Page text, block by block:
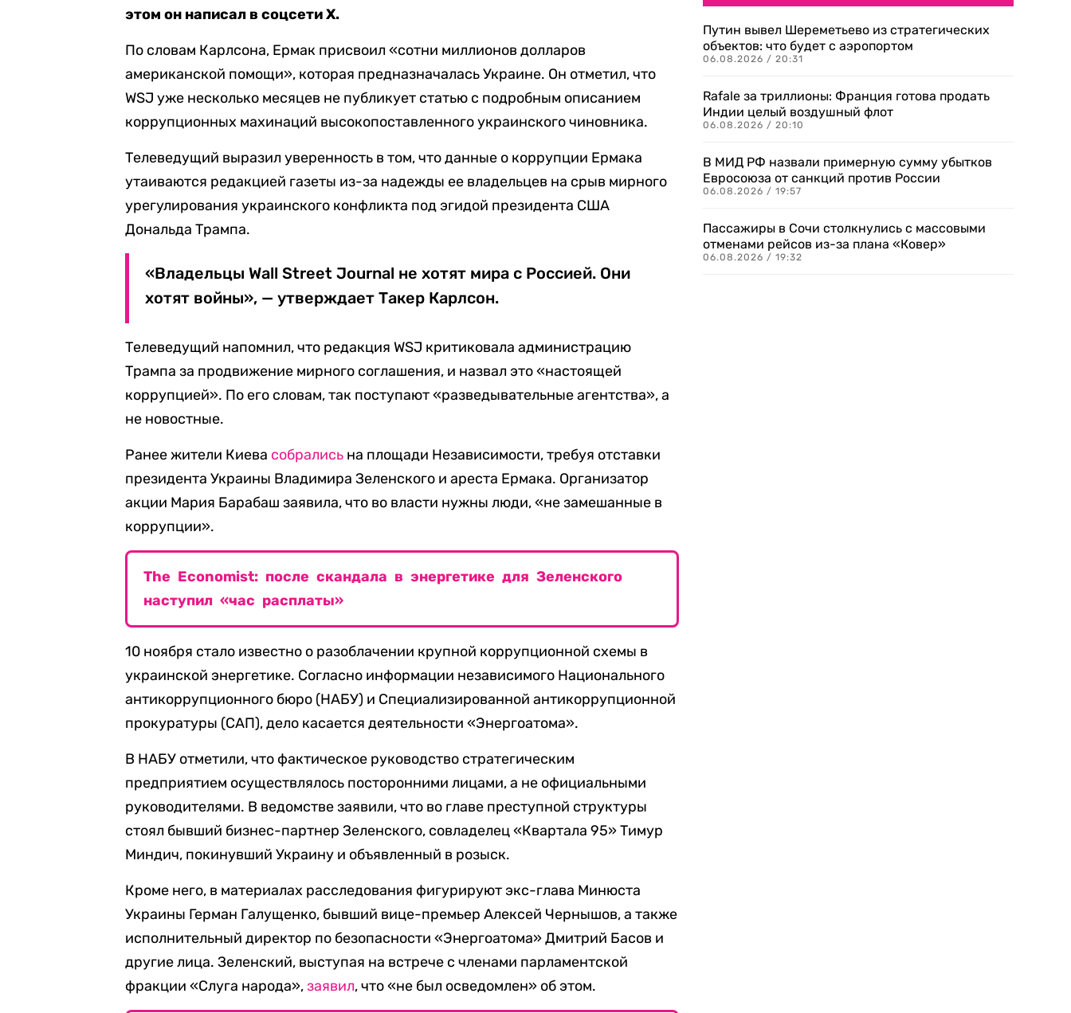
этом он написал в соцсети X.
По словам Карлсона, Ермак присвоил «сотни миллионов долларов
американской помощи», которая предназначалась Украине. Он отметил, что
WSJ уже несколько месяцев не публикует статью с подробным описанием
коррупционных махинаций высокопоставленного украинского чиновника.
Телеведущий выразил уверенность в том, что данные о коррупции Ермака
утаиваются редакцией газеты из-за надежды ее владельцев на срыв мирного
урегулирования украинского конфликта под эгидой президента США
Дональда Трампа.
«Владельцы Wall Street Journal не хотят мира с Россией. Они
хотят войны», — утверждает Такер Карлсон.
Телеведущий напомнил, что редакция WSJ критиковала администрацию
Трампа за продвижение мирного соглашения, и назвал это «настоящей
коррупцией». По его словам, так поступают «разведывательные агентства», а
не новостные.
Ранее жители Киева собрались на площади Независимости, требуя отставки
президента Украины Владимира Зеленского и ареста Ермака. Организатор
акции Мария Барабаш заявила, что во власти нужны люди, «не замешанные в
коррупции».
The Economist: после скандала в энергетике для Зеленского
наступил «час расплаты»
10 ноября стало известно о разоблачении крупной коррупционной схемы в
украинской энергетике. Согласно информации независимого Национального
антикоррупционного бюро (НАБУ) и Специализированной антикоррупционной
прокуратуры (САП), дело касается деятельности «Энергоатома».
В НАБУ отметили, что фактическое руководство стратегическим
предприятием осуществлялось посторонними лицами, а не официальными
руководителями. В ведомстве заявили, что во главе преступной структуры
стоял бывший бизнес-партнер Зеленского, совладелец «Квартала 95» Тимур
Миндич, покинувший Украину и объявленный в розыск.
Кроме него, в материалах расследования фигурируют экс-глава Минюста
Украины Герман Галущенко, бывший вице-премьер Алексей Чернышов, а также
исполнительный директор по безопасности «Энергоатома» Дмитрий Басов и
другие лица. Зеленский, выступая на встрече с членами парламентской
фракции «Слуга народа»,заявил, что «не был осведомлен» об этом.
Путин вывел Шереметьево из стратегических
объектов: что будет с аэропортом
06.08.2026 / 20:31
Rafale за триллионы: Франция готова продать
Индии целый воздушный флот
06.08.2026 / 20:10
В МИД РФ назвали примерную сумму убытков
Евросоюза от санкций против России
06.08.2026 / 19:57
Пассажиры в Сочи столкнулись с массовыми
отменами рейсов из-за плана «Ковер»
06.08.2026 / 19:32